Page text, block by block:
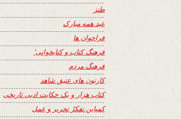
طنز
عید همه مبارک
فراخوان ها
فرهنگ کتاب و کتابخوانی٬
فرهنگ مردم
کارتون های عتیق شاهد
کتاب هزار و یک حکایت ادبی تاریخی
کمپاین تفکرُ تحریر و عمل